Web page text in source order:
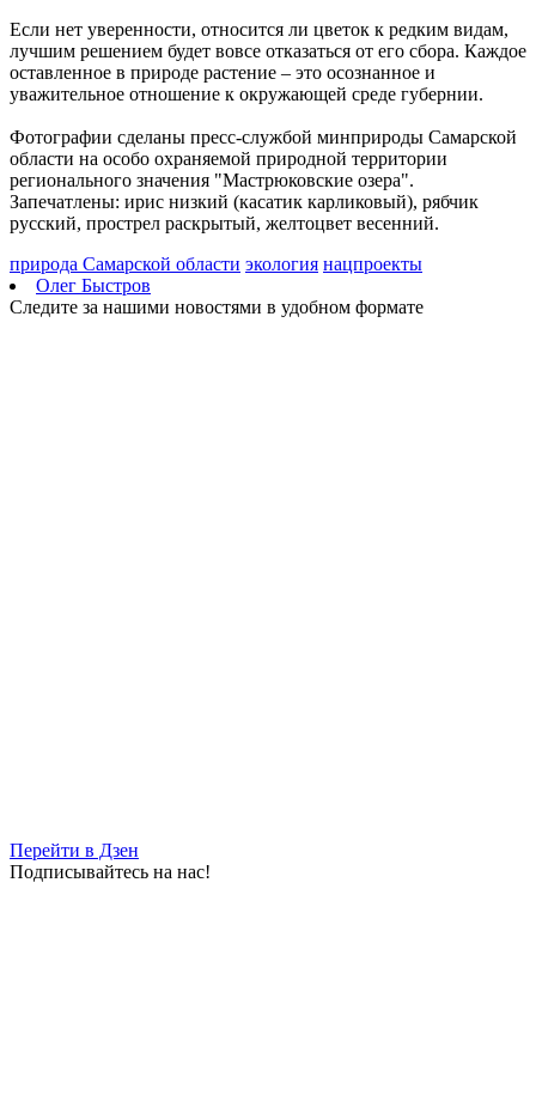
Если нет уверенности, относится ли цветок к редким видам,
лучшим решением будет вовсе отказаться от его сбора. Каждое
оставленное в природе растение – это осознанное и
уважительное отношение к окружающей среде губернии.
Фотографии сделаны пресс-службой минприроды Самарской
области на особо охраняемой природной территории
регионального значения "Мастрюковские озера".
Запечатлены: ирис низкий (касатик карликовый), рябчик
русский, прострел раскрытый, желтоцвет весенний.
природа Самарской области экология нацпроекты
Олег Быстров
Следите за нашими новостями в удобном формате
Перейти в Дзен
Подписывайтесь на нас!